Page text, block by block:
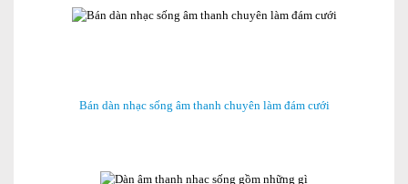
Bán dàn nhạc sống âm thanh chuyên làm đám cưới